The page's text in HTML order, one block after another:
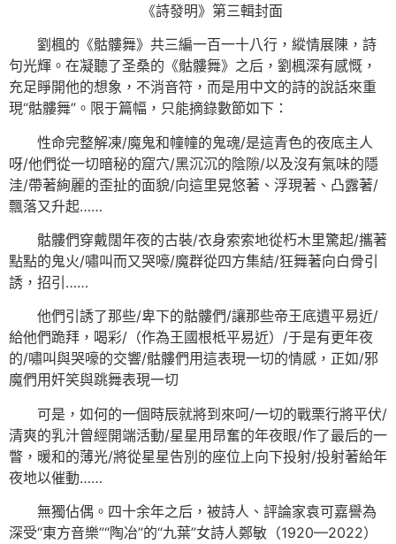
《詩發明》第三輯封面
劉楓的《骷髏舞》共三編一百一十八行，縱情展陳，詩
句光輝。在凝聽了圣桑的《骷髏舞》之后，劉楓深有感慨，
充足睜開他的想象，不消音符，而是用中文的詩的說話來重
現“骷髏舞”。限于篇幅，只能摘錄數節如下：
性命完整解凍/魔鬼和幢幢的鬼魂/是這青色的夜底主人
呀/他們從一切暗秘的窟穴/黑沉沉的陰隙/以及沒有氣味的隱
洼/帶著絢麗的歪扯的面貌/向這里晃悠著、浮現著、凸露著/
飄落又升起……
骷髏們穿戴闊年夜的古裝/衣身索索地從朽木里驚起/攜著
點點的鬼火/嘯叫而又哭嚎/魔群從四方集結/狂舞著向白骨引
誘，招引……
他們引誘了那些/卑下的骷髏們/讓那些帝王底遺平易近/
給他們跪拜，喝彩/（作為王國根柢平易近）/于是有更年夜
的/嘯叫與哭嚎的交響/骷髏們用這表現一切的情感，正如/邪
魔們用奸笑與跳舞表現一切
可是，如何的一個時辰就將到來呵/一切的戰栗行將平伏/
清爽的乳汁曾經開端活動/星星用昂奮的年夜眼/作了最后的一
瞥，暖和的薄光/將從星星告別的座位上向下投射/投射著給年
夜地以催動……
無獨佔偶。四十余年之后，被詩人、評論家袁可嘉譽為
深受“東方音樂”“陶冶”的“九葉”女詩人鄭敏（1920—2022）